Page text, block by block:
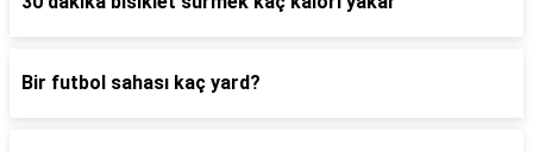
Bir futbol sahası kaç yard?